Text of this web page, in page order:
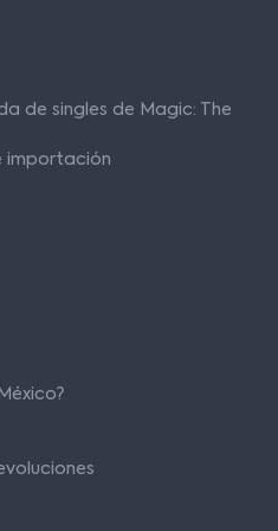
de singles de Magic: The
importación